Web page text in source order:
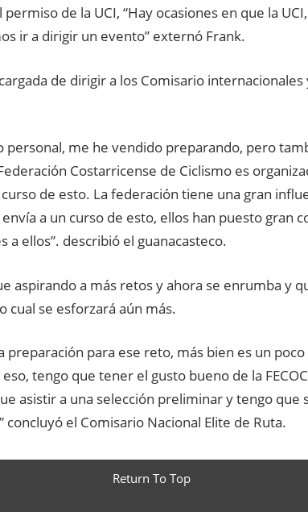
de la UCI, “Hay ocasiones en que la
ir a dirigir un evento” externó Frank.
de dirigir a los Comisario
personal, me he vendido preparando, pero
Costarricense de Ciclismo es
de esto. La federación tiene una gran
a un curso de esto, ellos han puesto gran
a ellos”. describió el guanacasteco.
aspirando a más retos y ahora se enrumba y
cual se esforzará aún más.
preparación para ese reto, más bien es un
tengo que tener el gusto bueno de la
asistir a una selección preliminar y tengo que
concluyó el Comisario Nacional Elite de Ruta.
Return To Top